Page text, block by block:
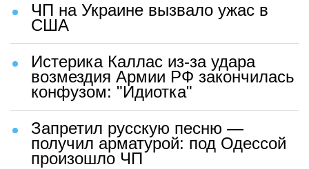
ЧП на Украине вызвало ужас в
США
Истерика Каллас из-за удара
возмездия Армии РФ закончилась
конфузом: "Идиотка"
Запретил русскую песню —
получил арматурой: под Одессой
произошло ЧП